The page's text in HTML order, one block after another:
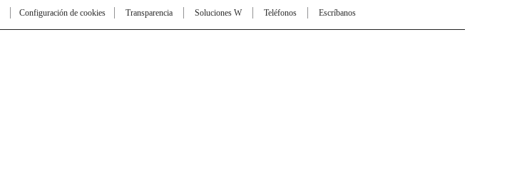
Configuración de cookies Transparencia Soluciones W Teléfonos Escríbanos